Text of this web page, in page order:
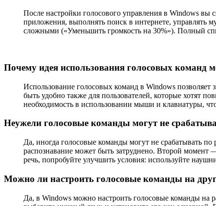
После настройки голосового управления в Windows
приложения, выполнять поиск в интернете, управлять
сложными («Уменьшить громкость на 30%»). Полный
Почему идея использования голосовых команд
Использование голосовых команд в Windows
быть удобно также для пользователей, которые хотят
необходимость в использовании мыши и клавиатуры,
Неужели голосовые команды могут не
Да, иногда голосовые команды могут не срабатывать
распознавание может быть затруднено. Второй
речь, попробуйте улучшить условия: используйте
Можно ли настроить голосовые команды на
Да, в Windows можно настроить голосовые команды на